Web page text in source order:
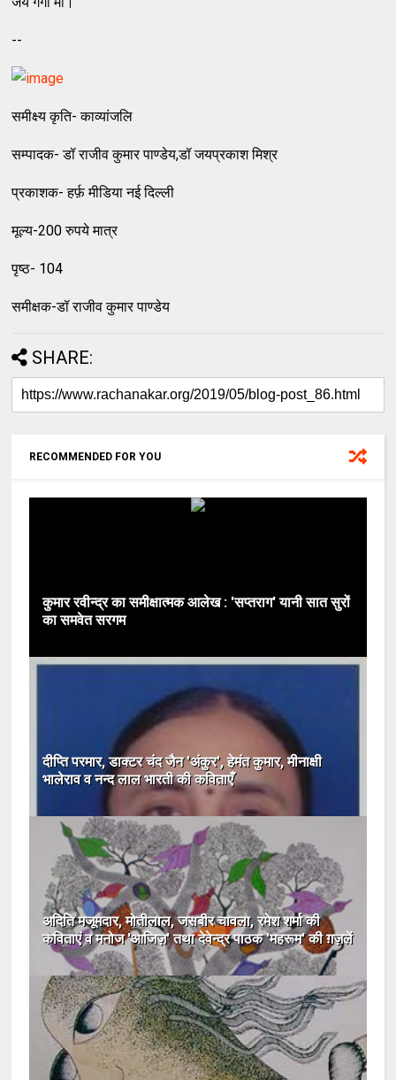
--
समीक्ष्य कृति- काव्यांजलि
सम्पादक- डॉ राजीव कुमार पाण्डेय,डॉ जयप्रकाश मिश्र
प्रकाशक- हर्फ़ मीडिया नई दिल्ली
मूल्य-200 रुपये मात्र
पृष्ठ- 104
समीक्षक-डॉ राजीव कुमार पाण्डेय
SHARE:
RECOMMENDED FOR YOU
कुमार रवीन्द्र का समीक्षात्मक आलेख : 'सप्तराग' यानी सात सुरों
का समवेत सरगम
दीप्ति परमार, डाक्टर चंद जैन 'अंकुर', हेमंत कुमार, मीनाक्षी
भालेराव व नन्द लाल भारती की कविताएँ
अदिति मजूमदार, मोतीलाल, जसबीर चावला, रमेश शर्मा की
कविताएं व मनोज 'आजिज़' तथा देवेन्द्र पाठक 'महरूम' की ग़ज़लें